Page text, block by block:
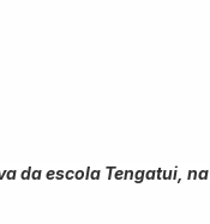
da escola Tengatui, na